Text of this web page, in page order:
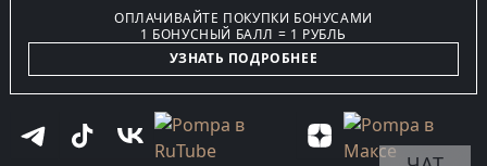
ОПЛАЧИВАЙТЕ ПОКУПКИ БОНУСАМИ
1 БОНУСНЫЙ БАЛЛ = 1 РУБЛЬ
УЗНАТЬ ПОДРОБНЕЕ